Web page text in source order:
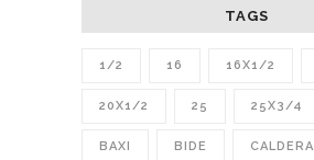
TAGS
1/2 16 16X1/2
20X1/2 25 25X3/4
BAXI BIDE CALDERA